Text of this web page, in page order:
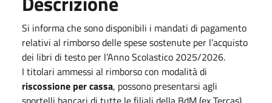
Si informa che sono disponibili i mandati di pagamento
relativi al rimborso delle spese sostenute per l’acquisto
dei libri di testo per l’Anno Scolastico 2025/2026.
I titolari ammessi al rimborso con modalità di
riscossione per cassa, possono presentarsi agli